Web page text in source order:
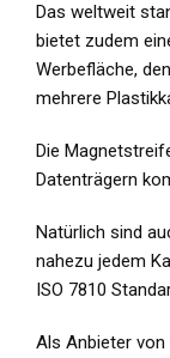
Das weltweit
bietet zudem
Werbefläche,
mehrere
Die
Datenträgern
Natürlich sind
nahezu jedem
ISO 7810
Als Anbieter